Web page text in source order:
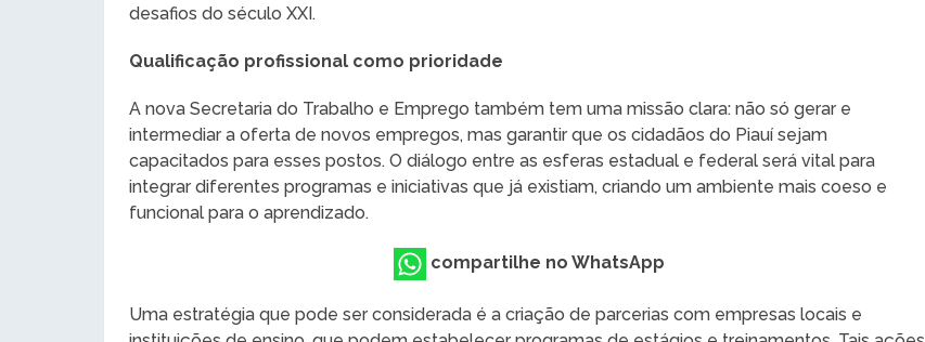
desafios do século XXI.
Qualificação profissional como prioridade
A nova Secretaria do Trabalho e Emprego também tem uma missão clara: não só gerar e
intermediar a oferta de novos empregos, mas garantir que os cidadãos do Piauí sejam
capacitados para esses postos. O diálogo entre as esferas estadual e federal será vital para
integrar diferentes programas e iniciativas que já existiam, criando um ambiente mais coeso e
funcional para o aprendizado.
compartilhe no WhatsApp
Uma estratégia que pode ser considerada é a criação de parcerias com empresas locais e